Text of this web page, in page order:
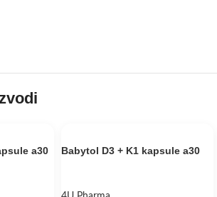
a30 Babytol D3 + K1 kapsule a30